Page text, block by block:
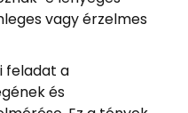
vagy érzelmes
feladat a
és